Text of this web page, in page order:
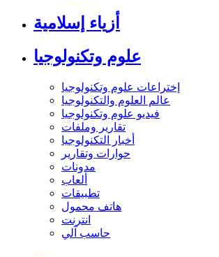
أزياء إسلامية
علوم وتكنولوجيا
إختراعات علوم وتكنولوجيا
عالم العلوم والتكنولوجيا
فيديو علوم وتكنولوجيا
تقارير وملفات
أخبار التكنولوجيا
حوارات وتقارير
مدونات
ألعاب
تطبيقات
هاتف محمول
انترنت
حاسب آلي